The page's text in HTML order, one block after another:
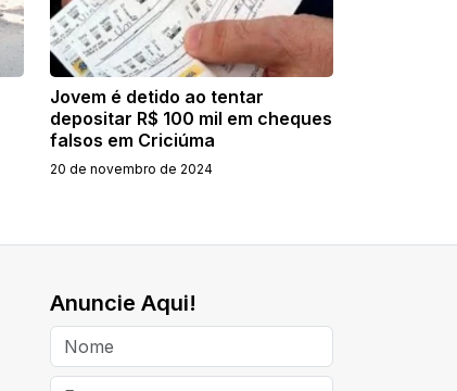
Jovem é detido ao tentar
depositar R$ 100 mil em cheques
falsos em Criciúma
20 de novembro de 2024
Anuncie Aqui!